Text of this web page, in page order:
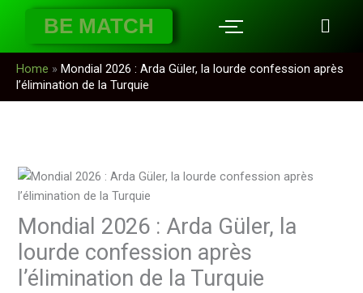
contenu
BE MATCH
Home » Mondial 2026 : Arda Güler, la lourde confession après
l’élimination de la Turquie
Mondial 2026 : Arda Güler, la
lourde confession après
l’élimination de la Turquie